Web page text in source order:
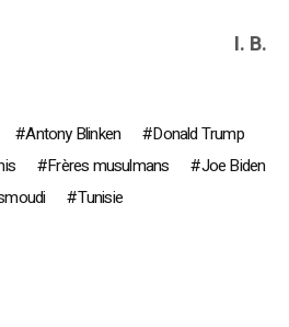
I. B.
Antony Blinken
Donald Trump
Frères musulmans
Joe Biden
Tunisie